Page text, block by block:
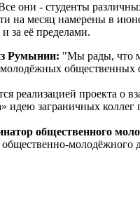
они - студенты
на месяц намерены в
за её пределами.
Румынии: "Мы рады, что
реализацией проекта о
идею заграничных
общественного
молодёжного